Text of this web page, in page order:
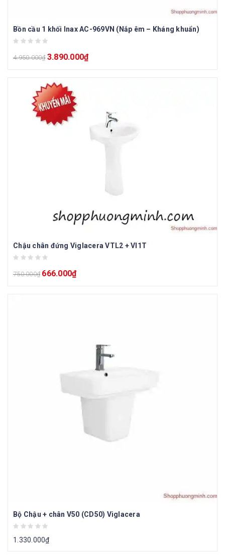
Bồn cầu 1 khối Inax AC-969VN (Nắp êm – Kháng khuẩn)
4.950.000₫ 3.890.000₫
Chậu chân đứng Viglacera VTL2 + VI1T
750.000₫ 666.000₫
Bộ Chậu + chân V50 (CD50) Viglacera
1.330.000₫